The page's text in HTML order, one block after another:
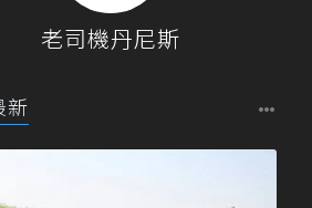
老司機丹尼斯
新